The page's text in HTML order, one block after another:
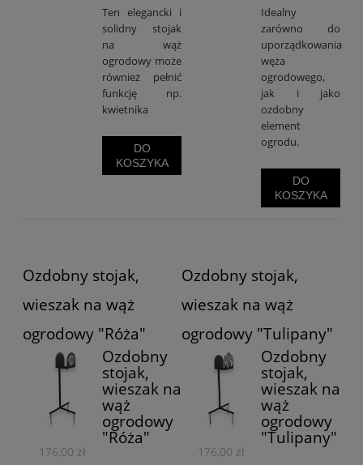
Ten elegancki i
solidny stojak
na wąż
ogrodowy może
również pełnić
funkcję np.
kwietnika
DO
KOSZYKA
Idealny
zarówno do
uporządkowania
węża
ogrodowego,
jak i jako
ozdobny
element
ogrodu.
DO
KOSZYKA
Ozdobny stojak,
wieszak na wąż
ogrodowy "Róża"
176,00 zł
Ozdobny
stojak,
wieszak na
wąż
ogrodowy
"Róża"
Ozdobny stojak,
wieszak na wąż
ogrodowy "Tulipany"
176,00 zł
Ozdobny
stojak,
wieszak na
wąż
ogrodowy
"Tulipany"